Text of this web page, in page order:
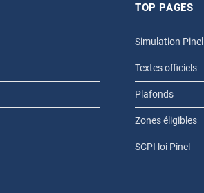
TOP PAGES
Simulation Pinel
Textes officiels
Plafonds
Zones éligibles
SCPI loi Pinel